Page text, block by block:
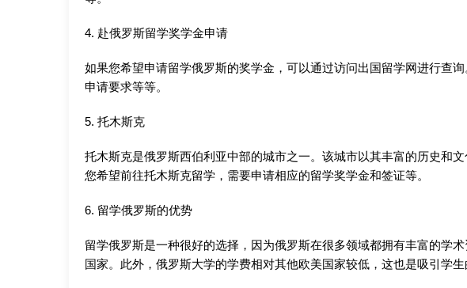
4. 赴俄罗斯留学奖学金申请
如果您希望申请留学俄罗斯的奖学金，可以通过访问出国留学网进行查
申请要求等等。
5. 托木斯克
托木斯克是俄罗斯西伯利亚中部的城市之一。该城市以其丰富的历史和
您希望前往托木斯克留学，需要申请相应的留学奖学金和签证等。
6. 留学俄罗斯的优势
留学俄罗斯是一种很好的选择，因为俄罗斯在很多领域都拥有丰富的学
国家。此外，俄罗斯大学的学费相对其他欧美国家较低，这也是吸引学生